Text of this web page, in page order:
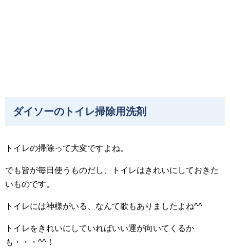
ダイソーのトイレ掃除用洗剤
トイレの掃除って大変ですよね。
でも皆が毎日使うものだし、トイレはきれいにしておきた
いものです。
トイレには神様がいる、なんて歌もありましたよね^^
トイレをきれいにしていればいい運が向いてくるか
も・・・^^！